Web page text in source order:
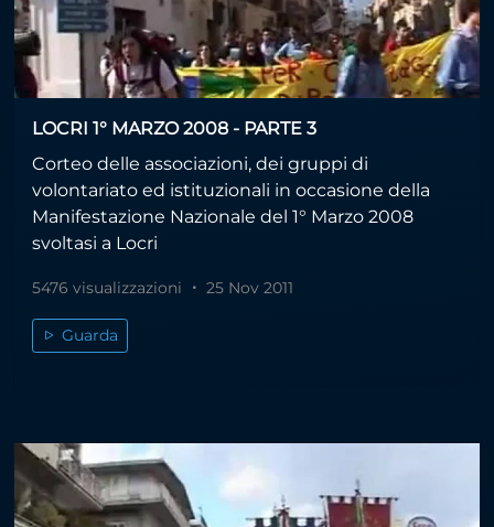
LOCRI 1° MARZO 2008 - PARTE 3
Corteo delle associazioni, dei gruppi di
volontariato ed istituzionali in occasione della
Manifestazione Nazionale del 1° Marzo 2008
svoltasi a Locri
5476 visualizzazioni 25 Nov 2011
Guarda